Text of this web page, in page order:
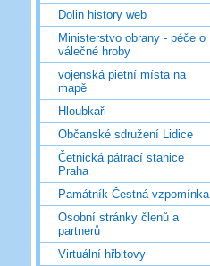
Dolin history web
Ministerstvo obrany - péče o
válečné hroby
vojenská pietní místa na
mapě
Hloubkaři
Občanské sdružení Lidice
Četnická pátrací stanice
Praha
Památník Čestná vzpomínka
Osobní stránky členů a
partnerů
Virtuální hřbitovy